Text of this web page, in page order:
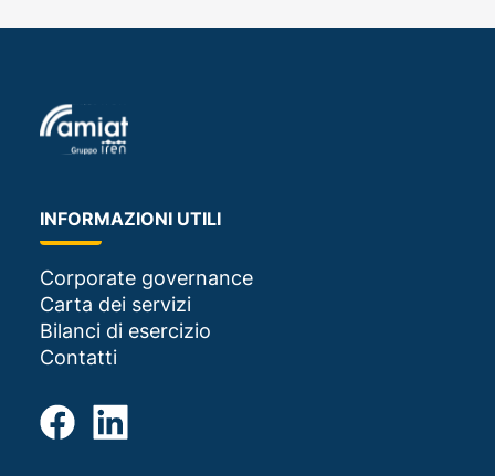
INFORMAZIONI UTILI
Corporate governance
Carta dei servizi
Bilanci di esercizio
Contatti